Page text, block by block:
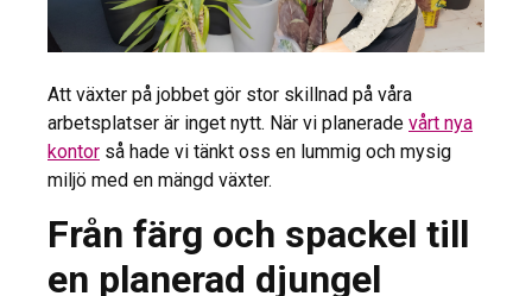
Att växter på jobbet gör stor skillnad på våra
arbetsplatser är inget nytt. När vi planerade vårt nya
kontor så hade vi tänkt oss en lummig och mysig
miljö med en mängd växter.
Från färg och spackel till
en planerad djungel